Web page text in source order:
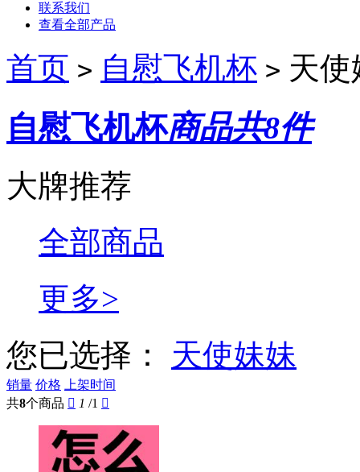
联系我们
查看全部产品
首页 > 自慰飞机杯 > 天
自慰飞机杯商品共8件
大牌推荐
全部商品
更多>
您已选择：
天使妹妹
销量 价格 上架时间
共8个商品  1 /1 